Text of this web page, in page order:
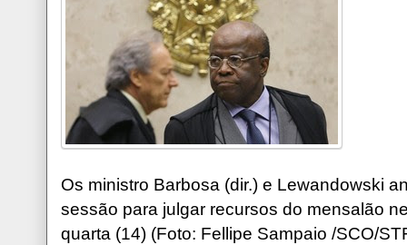
Os ministro Barbosa (dir.) e Lewandowski
sessão para julgar recursos do mensalão
quarta (14) (Foto: Fellipe Sampaio /SCO/